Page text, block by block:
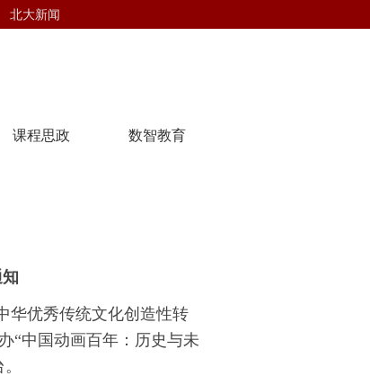
北大新闻
课程思政 数智教育
华优秀传统文化创造性转
“中国动画百年：历史与未